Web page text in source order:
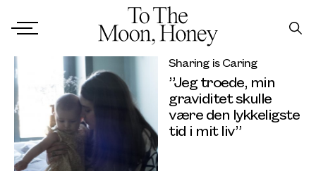
Sharing is Caring
”Jeg troede, min
graviditet skulle
være den lykkeligste
tid i mit liv”